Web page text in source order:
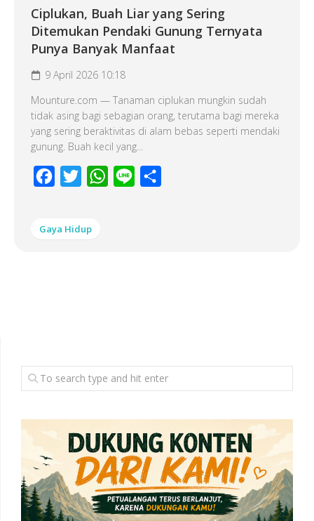
Ciplukan, Buah Liar yang Sering
Ditemukan Pendaki Gunung Ternyata
Punya Banyak Manfaat
9 April 2026 10:18
Mounture.com — Tanaman ciplukan mungkin sudah
tidak asing bagi sebagian orang, terutama bagi mereka
yang sering beraktivitas di alam bebas seperti mendaki
gunung. Buah kecil yang...
Facebook
Twitter WhatsApp
Line
Gaya Hidup